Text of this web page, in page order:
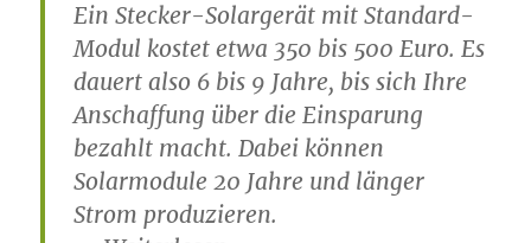
Ein Stecker-Solargerät mit Standard-
Modul kostet etwa 350 bis 500 Euro. Es
dauert also 6 bis 9 Jahre, bis sich Ihre
Anschaffung über die Einsparung
bezahlt macht. Dabei können
Solarmodule 20 Jahre und länger
Strom produzieren.